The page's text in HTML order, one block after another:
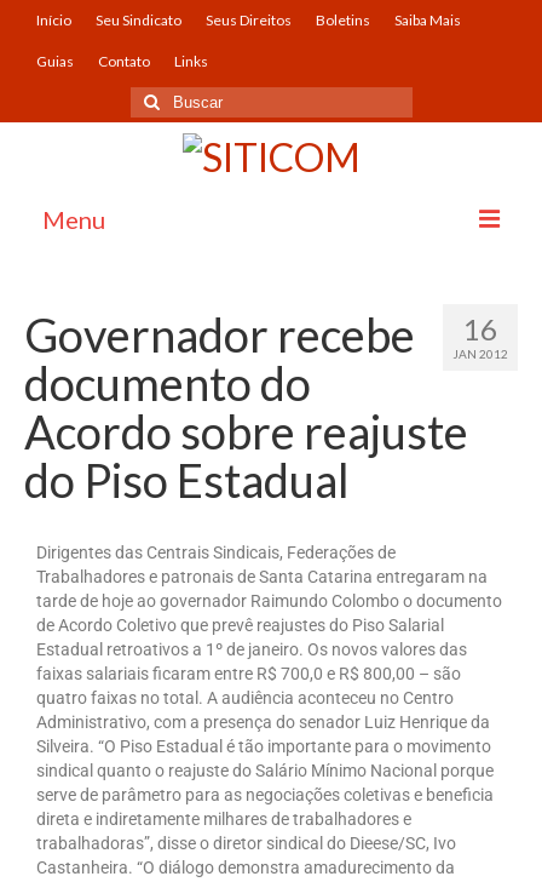
Início Seu Sindicato Seus Direitos Boletins Saiba Mais
Guias Contato Links
Menu
Seu Sindicato
O Sindicato
História
Imagens
Sindicalize-se
Seus Direitos
Convenções Coletivas
Registro em Carteira
Salário Normativo
Seguro Desemprego
16
JAN 2012
Governador recebe
documento do
Acordo sobre reajuste
do Piso Estadual
Dirigentes das Centrais Sindicais, Federações de
Trabalhadores e patronais de Santa Catarina entregaram na
tarde de hoje ao governador Raimundo Colombo o documento
de Acordo Coletivo que prevê reajustes do Piso Salarial
Estadual retroativos a 1º de janeiro. Os novos valores das
faixas salariais ficaram entre R$ 700,0 e R$ 800,00 – são
quatro faixas no total. A audiência aconteceu no Centro
Administrativo, com a presença do senador Luiz Henrique da
Silveira. “O Piso Estadual é tão importante para o movimento
sindical quanto o reajuste do Salário Mínimo Nacional porque
serve de parâmetro para as negociações coletivas e beneficia
direta e indiretamente milhares de trabalhadores e
trabalhadoras”, disse o diretor sindical do Dieese/SC, Ivo
Castanheira. “O diálogo demonstra amadurecimento da